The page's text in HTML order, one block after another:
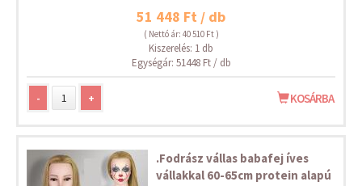
51 448 Ft / db
( Nettó ár: 40 510 Ft )
Kiszerelés: 1 db
Egységár: 51448 Ft / db
- + KOSÁRBA
.Fodrász vállas babafej íves
vállakkal 60-65cm protein alapú